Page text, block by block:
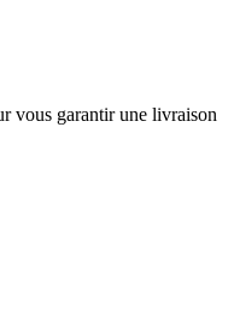
vous garantir une livraison